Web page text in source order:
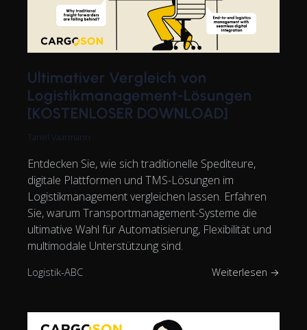
Ultimativer Vergleich von
Logistikmanagement-Lösungen
[KOSTENLOSER DOWNLOAD]
Tanel Vaarmann
Entdecken Sie, wie sich traditionelle Spediteure,
digitale Plattformen und TMS-Lösungen im
Logistikmanagement vergleichen lassen. Erfahren
Sie, warum Transportmanagement-Systeme die
ultimative Wahl für Automatisierung, Flexibilität und
multimodale Unterstützung sind.
Logistik-ABC Weiterlesen →